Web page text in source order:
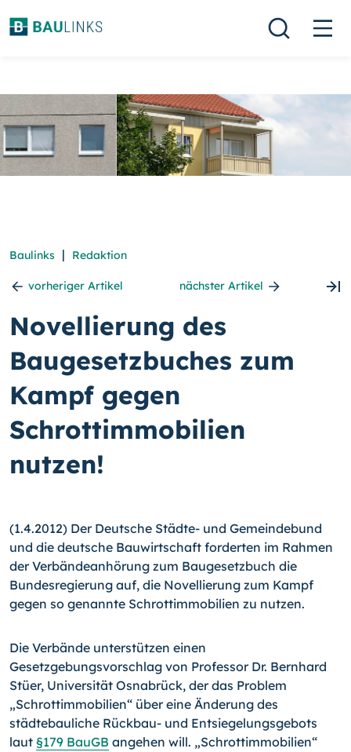
Baulinks | Redaktion
vorheriger Artikel nächster Artikel
Novellierung des
Baugesetzbuches zum
Kampf gegen
Schrottimmobilien
nutzen!
(1.4.2012) Der Deutsche Städte- und Gemeindebund
und die deutsche Bauwirtschaft forderten im Rahmen
der Verbändeanhörung zum Baugesetzbuch die
Bundesregierung auf, die Novellierung zum Kampf
gegen so genannte Schrottimmobilien zu nutzen.
Die Verbände unterstützen einen
Gesetzgebungsvorschlag von Professor Dr. Bernhard
Stüer, Universität Osnabrück, der das Problem
„Schrottimmobilien“ über eine Änderung des
städtebauliche Rückbau- und Entsiegelungsgebots
laut §179 BauGB angehen will. „Schrottimmobilien“